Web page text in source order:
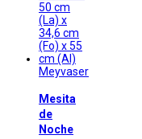
Meyvaser
Mesita
de
Noche